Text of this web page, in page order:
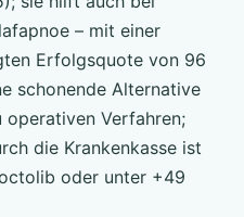
– mit einer
Erfolgsquote von 96
schonende Alternative
operativen Verfahren;
die Krankenkasse ist
oder unter +49